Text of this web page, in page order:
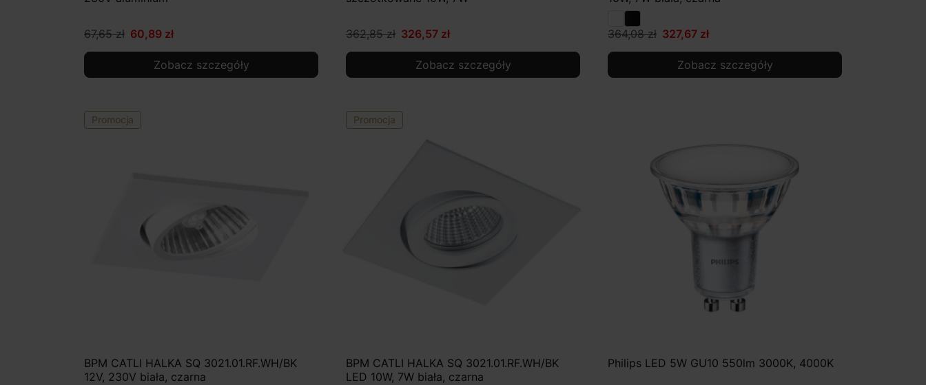
67,65 zł 60,89 zł
Zobacz szczegóły
362,85 zł 326,57 zł
Zobacz szczegóły
364,08 zł 327,67 zł
Zobacz szczegóły
Promocja
BPM CATLI HALKA SQ 3021.01.RF.WH/BK
12V, 230V biała, czarna
Promocja
BPM CATLI HALKA SQ 3021.01.RF.WH/BK
LED 10W, 7W biała, czarna
Philips LED 5W GU10 550lm 3000K, 4000K